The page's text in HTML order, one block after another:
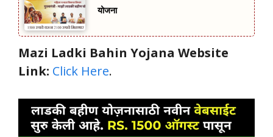
योजना
Mazi Ladki Bahin Yojana Website
Link: Click Here.